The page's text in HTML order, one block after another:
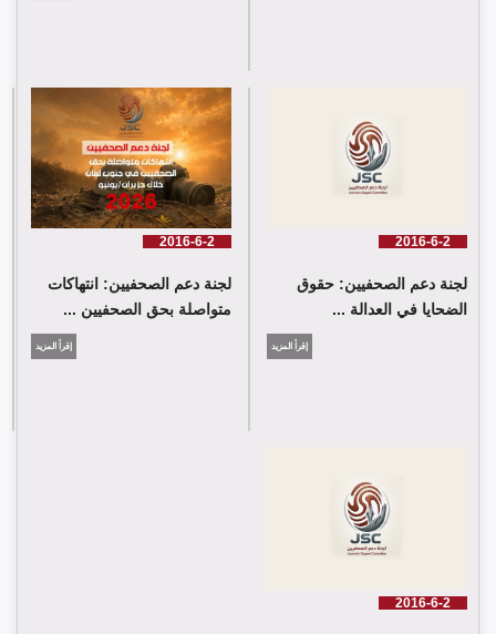
اللجنة كلمة باسم جمعية البراعم للعمل الاجتماعي
2016-6-2
لجنة دعم الصحفيين: حقوق
الضحايا في العدالة ...
إقرأ المزيد
2016-6-2
لجنة دعم الصحفيين: انتهاكات
متواصلة بحق الصحفيين ...
إقرأ المزيد
2016-6-2